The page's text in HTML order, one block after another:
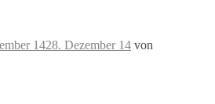
1428. Dezember 14 von